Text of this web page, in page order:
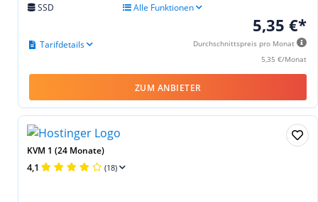
SSD Alle Funktionen
5,35 €*
Durchschnittspreis pro Monat
5,35 €/Monat
Tarifdetails
ZUM ANBIETER
KVM 1 (24 Monate)
4,1 (18)